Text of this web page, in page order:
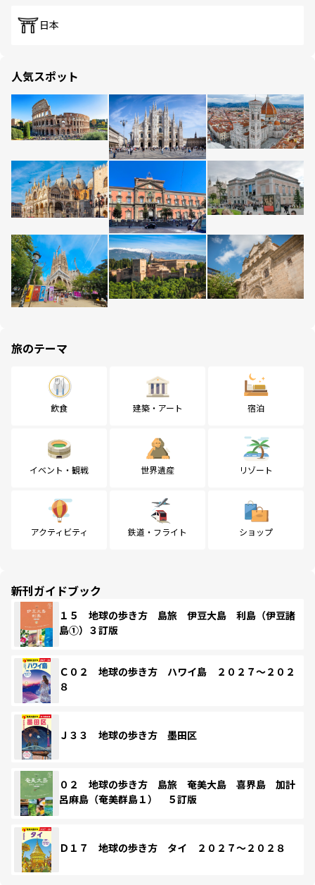
日本
人気スポット
旅のテーマ
飲食 建築・アート 宿泊
イベント・観戦 世界遺産 リゾート
アクティビティ 鉄道・フライト ショップ
新刊ガイドブック
１５ 地球の歩き方 島旅 伊豆大島 利島（伊豆諸
島①）３訂版
Ｃ０２ 地球の歩き方 ハワイ島 ２０２７～２０２
８
Ｊ３３ 地球の歩き方 墨田区
０２ 地球の歩き方 島旅 奄美大島 喜界島 加計
呂麻島（奄美群島１） ５訂版
Ｄ１７ 地球の歩き方 タイ ２０２７～２０２８